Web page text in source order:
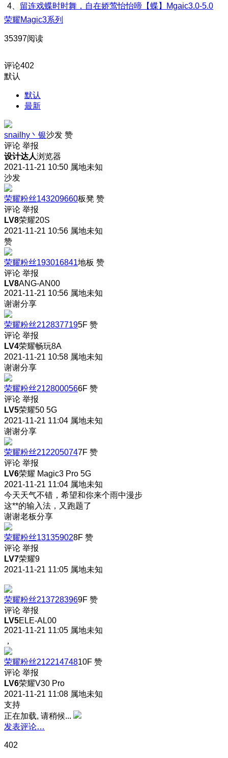
4、 留连戏蝶时时舞，自在娇莺怡怡啼【蝶】Mgaic3.0-5.0
荣耀Magic3系列
35397阅读
评论402
默认
默认
最新
snailhy丶银沙发 赞
评论 举报
设计达人浏览器
2021-11-21 10:50 属地未知
沙发
荣耀粉丝143209660板凳 赞
评论 举报
LV8荣耀20S
2021-11-21 10:56 属地未知
赞
荣耀粉丝193016841地板 赞
评论 举报
LV8ANG-AN00
2021-11-21 10:56 属地未知
谢谢分享
荣耀粉丝2128377195F 赞
评论 举报
LV4荣耀畅玩8A
2021-11-21 10:58 属地未知
谢谢分享
荣耀粉丝2128000566F 赞
评论 举报
LV5荣耀50 5G
2021-11-21 11:04 属地未知
谢谢分享
荣耀粉丝2122050747F 赞
评论 举报
LV6荣耀 Magic3 Pro 5G
2021-11-21 11:04 属地未知
今天天气不错，希望和你来个雨中漫步
这**的输入法，又跑题了
谢谢老板分享
荣耀粉丝131359028F 赞
评论 举报
LV7荣耀9
2021-11-21 11:05 属地未知
荣耀粉丝2137283969F 赞
评论 举报
LV5ELE-AL00
2021-11-21 11:05 属地未知
，
荣耀粉丝21221474810F 赞
评论 举报
LV6荣耀V30 Pro
2021-11-21 11:08 属地未知
支持
正在加载, 请稍候...
发表评论…
402